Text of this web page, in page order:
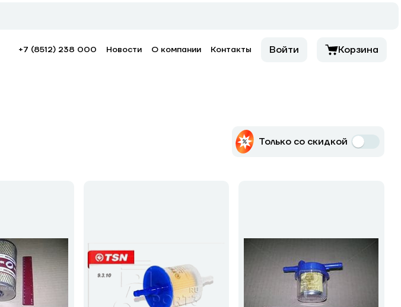
+7 (8512) 238 000 Новости О компании Контакты Войти Корзина
Только со скидкой